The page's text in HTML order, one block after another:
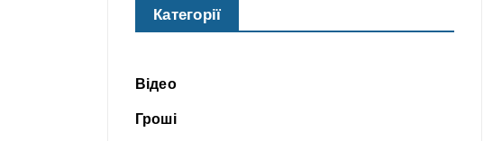
Категорії
Відео
Гроші